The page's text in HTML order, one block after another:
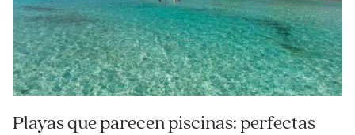
Playas que parecen piscinas: perfectas